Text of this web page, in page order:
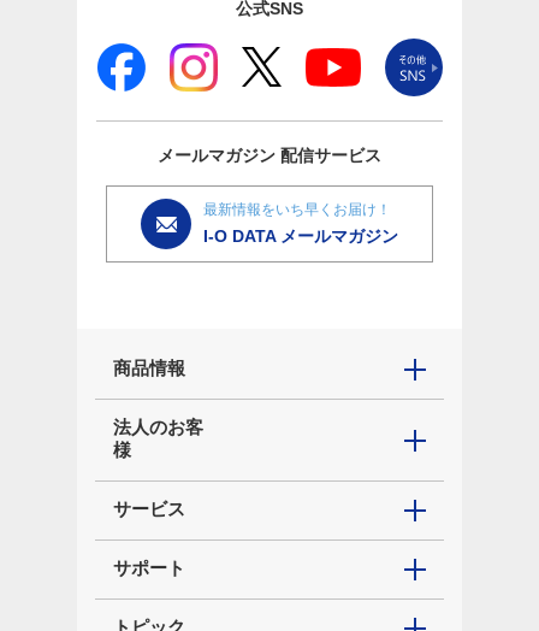
公式SNS
メールマガジン 配信サービス
最新情報をいち早くお届け！
I-O DATA メールマガジン
商品情報
法人のお客
様
サービス
サポート